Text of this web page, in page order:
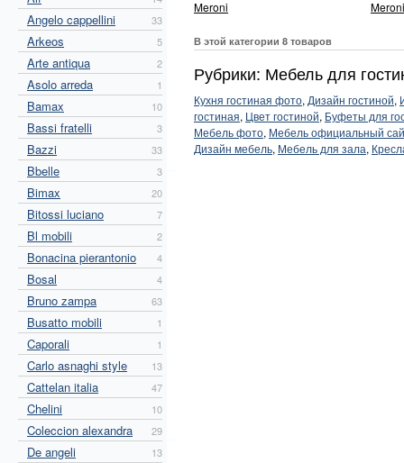
Angelo cappellini 33
Arkeos 5
Arte antiqua 2
Asolo arreda 1
Bamax 10
Bassi fratelli 3
Bazzi 33
Bbelle 3
Bimax 20
Bitossi luciano 7
Bl mobili 2
Bonacina pierantonio 4
Bosal 4
Bruno zampa 63
Busatto mobili 1
Caporali 1
Carlo asnaghi style 13
Cattelan italia 47
Chelini 10
Coleccion alexandra 29
De angeli 13
Meroni Meroni
В этой категории 8 товаров
Рубрики: Мебель для
Кухня гостиная фото, Дизайн гостиной,
гостиная, Цвет гостиной, Буфеты для
Мебель фото, Мебель официальный
Дизайн мебель, Мебель для зала,